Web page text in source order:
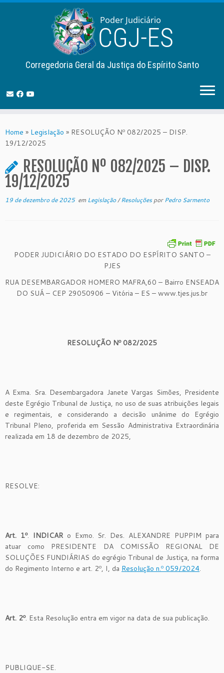
to
content
Corregedoria Geral da Justiça do Espírito Santo
Home » Legislação » RESOLUÇÃO Nº 082/2025 – DISP.
19/12/2025
RESOLUÇÃO Nº 082/2025 – DISP.
19/12/2025
19 de dezembro de 2025em Legislação/ResoluçõesporPedro Sarmento
PODER JUDICIÁRIO DO ESTADO DO ESPÍRITO SANTO –
PJES
RUA DESEMBARGADOR HOMERO MAFRA,60 – Bairro ENSEADA
DO SUÁ – CEP 29050906 – Vitória – ES – www.tjes.jus.br
RESOLUÇÃO Nº 082/2025
A Exma. Sra. Desembargadora Janete Vargas Simões, Presidente
deste Egrégio Tribunal de Justiça, no uso de suas atribuições legais
e regimentais, e considerando a decisão unânime do Egrégio
Tribunal Pleno, proferida em Sessão Administrativa Extraordinária
realizada em 18 de dezembro de 2025,
RESOLVE:
Art. 1º. INDICARo Exmo. Sr. Des. ALEXANDRE PUPPIM para
atuar como PRESIDENTE DA COMISSÃO REGIONAL DE
SOLUÇÕES FUNDIÁRIAS do egrégio Tribunal de Justiça, na forma
do Regimento Interno e art. 2º, I, da Resolução n.º 059/2024.
Art. 2º. Esta Resolução entra em vigor na data de sua publicação.
PUBLIQUE-SE.